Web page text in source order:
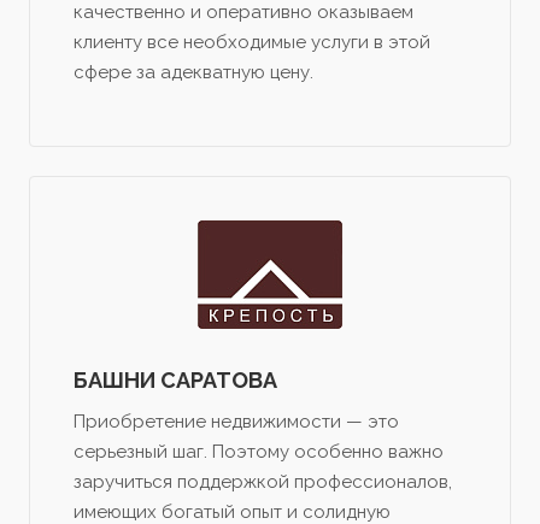
качественно и оперативно оказываем
клиенту все необходимые услуги в этой
сфере за адекватную цену.
БАШНИ САРАТОВА
Приобретение недвижимости — это
серьезный шаг. Поэтому особенно важно
заручиться поддержкой профессионалов,
имеющих богатый опыт и солидную